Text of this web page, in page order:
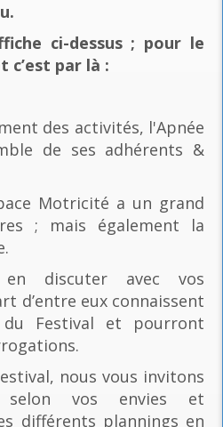
ci-dessus ; pour le
c’est par là :
des activités, l'Apnée
de ses adhérents &
Motricité a un grand
; mais également la
discuter avec vos
d’entre eux connaissent
Festival et pourront
nous vous invitons
vos envies et
différents plannings en